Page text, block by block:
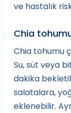
ve hastalık
Chia tohumu
Chia tohumu
Su, süt veya
dakika
salatalara,
eklenebilir.